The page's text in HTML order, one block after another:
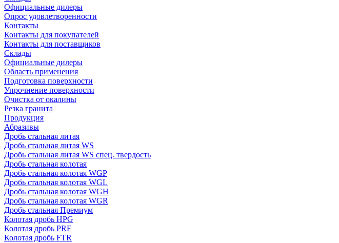
Официальные дилеры
Опрос удовлетворенности
Контакты
Контакты для покупателей
Контакты для поставщиков
Склады
Официальные дилеры
Область применения
Подготовка поверхности
Упрочнение поверхности
Очистка от окалины
Резка гранита
Продукция
Абразивы
Дробь стальная литая
Дробь стальная литая WS
Дробь стальная литая WS спец. твердость
Дробь стальная колотая
Дробь стальная колотая WGP
Дробь стальная колотая WGL
Дробь стальная колотая WGH
Дробь стальная колотая WGR
Дробь стальная Премиум
Колотая дробь HPG
Колотая дробь PRF
Колотая дробь FTR